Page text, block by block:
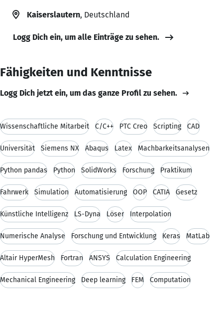
Kaiserslautern, Deutschland
Logg Dich ein, um alle Einträge zu sehen.
Fähigkeiten und Kenntnisse
Logg Dich jetzt ein, um das ganze Profil zu sehen.
Wissenschaftliche Mitarbeit C/C++ PTC Creo Scripting CAD
Universität Siemens NX Abaqus Latex Machbarkeitsanalysen
Python pandas Python SolidWorks Forschung Praktikum
Fahrwerk Simulation Automatisierung OOP CATIA Gesetz
Künstliche Intelligenz LS-Dyna Löser Interpolation
Numerische Analyse Forschung und Entwicklung Keras MatLab
Altair HyperMesh Fortran ANSYS Calculation Engineering
Mechanical Engineering Deep learning FEM Computation